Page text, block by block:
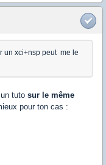
un xci+nsp peut me le
tuto sur le même
pour ton cas :